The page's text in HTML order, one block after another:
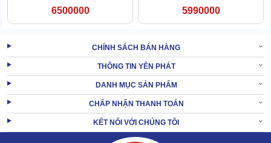
Độ bền xuất chúng
Chất liệu hoàn thiện nên máy HP-01940 là hợp kim siêu bền, được
mạ nhiều lớp chống gỉ . Vậy nên, không bị biến tính khi tiếp xúc
nước, bụi, nhiệt,...
6500000 5990000
CHÍNH SÁCH BÁN HÀNG
THÔNG TIN YÊN PHÁT
DANH MỤC SẢN PHẨM
CHẤP NHẬN THANH TOÁN
KẾT NỐI VỚI CHÚNG TÔI